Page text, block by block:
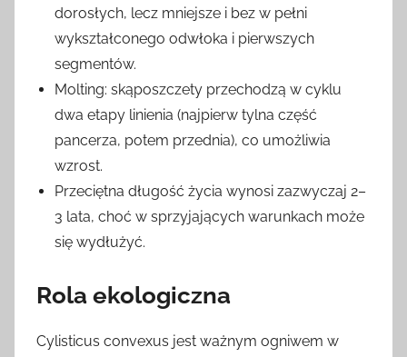
dorosłych, lecz mniejsze i bez w pełni
wykształconego odwłoka i pierwszych
segmentów.
Molting: skąposzczety przechodzą w cyklu
dwa etapy linienia (najpierw tylna część
pancerza, potem przednia), co umożliwia
wzrost.
Przeciętna długość życia wynosi zazwyczaj 2–
3 lata, choć w sprzyjających warunkach może
się wydłużyć.
Rola ekologiczna
Cylisticus convexus jest ważnym ogniwem w